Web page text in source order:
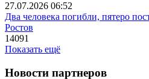
27.07.2026 06:52
Два человека погибли, пятеро
Ростов
14091
Показать ещё
Новости партнеров